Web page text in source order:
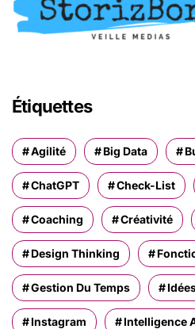
Étiquettes
Agilité Big Data
ChatGPT Check-List
Coaching Créativité
Design Thinking
Gestion Du Temps
Instagram Intelligence